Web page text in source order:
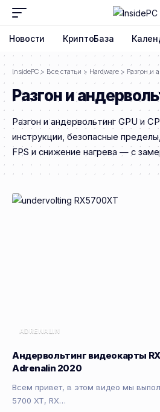
Новости КриптоБаза
InsidePC > Все статьи > Hardware > Разгон и
Разгон и
Разгон и андервольтинг GPU и
инструкции, безопасные
FPS и снижение нагрева — с
ADRENALIN
Андервольтинг видеокарты
Adrenalin 2020
Всем привет, в этом видео мы
5700 XT, RX…